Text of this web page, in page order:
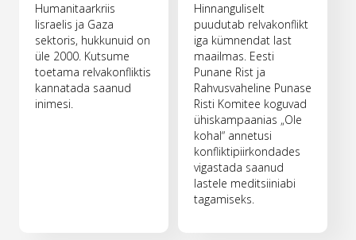
Humanitaarkriis
Iisraelis ja Gaza
sektoris, hukkunuid on
üle 2000. Kutsume
toetama relvakonfliktis
kannatada saanud
inimesi.
Hinnanguliselt
puudutab relvakonflikt
iga kümnendat last
maailmas. Eesti
Punane Rist ja
Rahvusvaheline Punase
Risti Komitee koguvad
ühiskampaanias „Ole
kohal“ annetusi
konfliktipiirkondades
vigastada saanud
lastele meditsiiniabi
tagamiseks.